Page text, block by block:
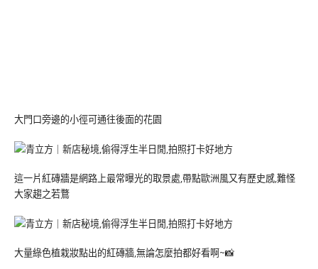
大門口旁邊的小徑可通往後面的花園
這一片紅磚牆是網路上最常曝光的取景處,帶點歐洲風又有歷史感,難怪
大家趨之若鶩
大量綠色植栽妝點出的紅磚牆,無論怎麼拍都好看啊~📸